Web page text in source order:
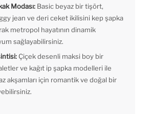
Modası: Basic beyaz bir tişört,
jean ve deri ceket ikilisini kep şapka
metropol hayatının dinamik
sağlayabilirsiniz.
Çiçek desenli maksi boy bir
ve kağıt ip şapka modelleri ile
akşamları için romantik ve doğal bir